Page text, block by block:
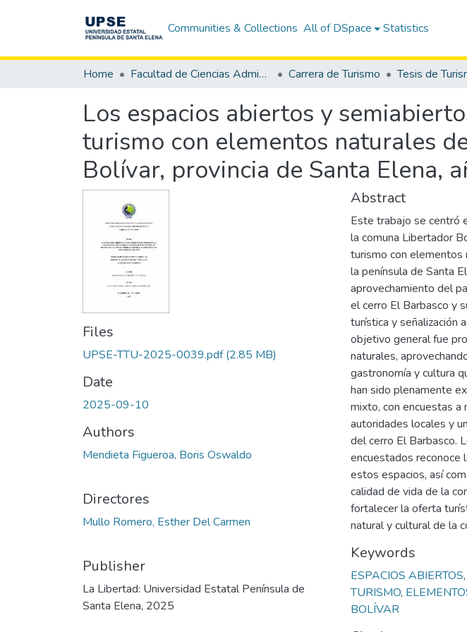
Communities & Collections All of DSpace Statistics
Home Facultad de Ciencias Administrativas Carrera de Turismo Tesis de
Los espacios abiertos y
turismo con elementos naturales
Bolívar, provincia de Santa Elena,
Files
UPSE-TTU-2025-0039.pdf(2.85 MB)
Date
2025-09-10
Authors
Mendieta Figueroa, Boris Oswaldo
Directores
Mullo Romero, Esther Del Carmen
Publisher
La Libertad: Universidad Estatal Península de
Santa Elena, 2025
Abstract
Este trabajo se centró
la comuna Libertador
turismo con elementos
la península de Santa
aprovechamiento del
el cerro El Barbasco y
turística y señalización
objetivo general fue
naturales,
gastronomía y cultura
han sido plenamente
mixto, con encuestas
autoridades locales y
del cerro El Barbasco.
encuestados reconoce
estos espacios, así
calidad de vida de la
fortalecer la oferta
natural y cultural de la
Keywords
ESPACIOS ABIERTOS,
TURISMO,
BOLÍVAR